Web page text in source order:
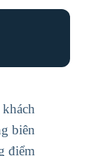
biên
điểm